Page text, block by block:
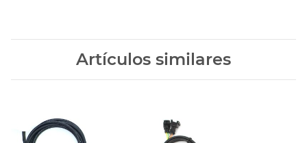
Artículos similares